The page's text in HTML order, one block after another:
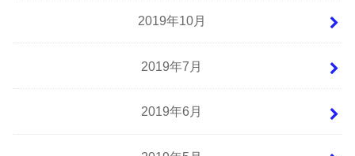
2019年10月
2019年7月
2019年6月